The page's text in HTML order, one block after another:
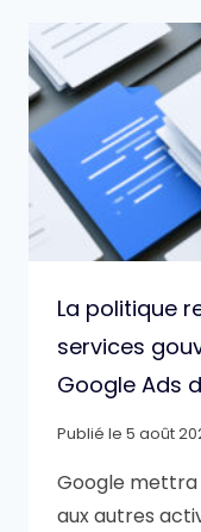
La politique
services
Google Ads
Publié le 5 août
Google mettra
aux autres